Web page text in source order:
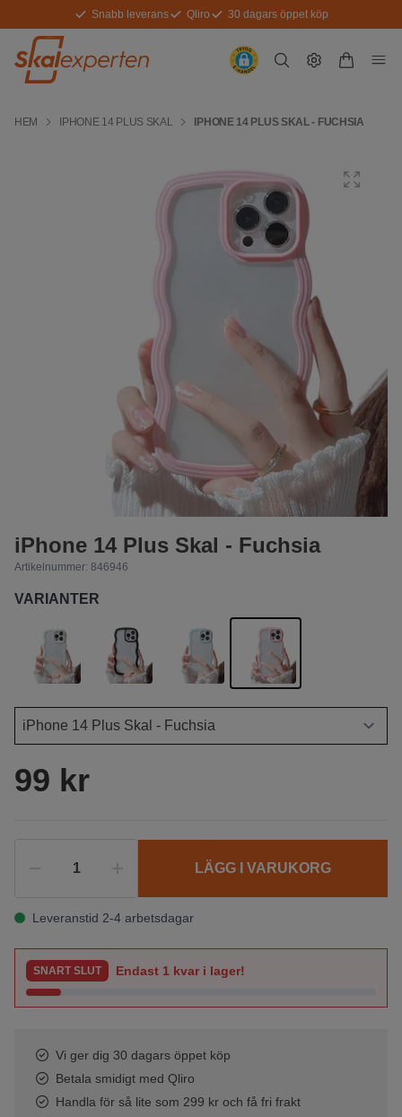
Snabb leverans Qliro 30 dagars öppet köp
HEM IPHONE 14 PLUS SKAL IPHONE 14 PLUS SKAL - FUCHSIA
iPhone 14 Plus Skal - Fuchsia
Artikelnummer: 846946
VARIANTER
99 kr
LÄGG I VARUKORG
Leveranstid 2-4 arbetsdagar
SNART SLUT Endast 1 kvar i lager!
Vi ger dig 30 dagars öppet köp
Betala smidigt med Qliro
Handla för så lite som 299 kr och få fri frakt